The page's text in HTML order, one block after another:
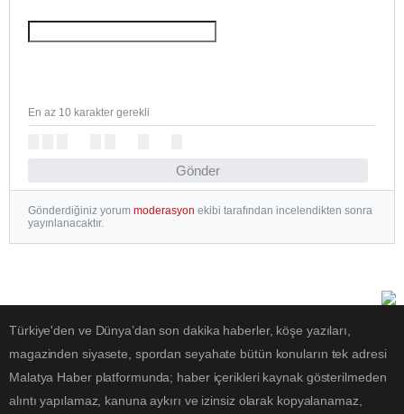
Gönder
En az 10 karakter gerekli
Gönderdiğiniz yorum moderasyon ekibi tarafından incelendikten sonra
yayınlanacaktır.
Türkiye'den ve Dünya’dan son dakika haberler, köşe yazıları,
magazinden siyasete, spordan seyahate bütün konuların tek adresi
Malatya Haber platformunda; haber içerikleri kaynak gösterilmeden
alıntı yapılamaz, kanuna aykırı ve izinsiz olarak kopyalanamaz,